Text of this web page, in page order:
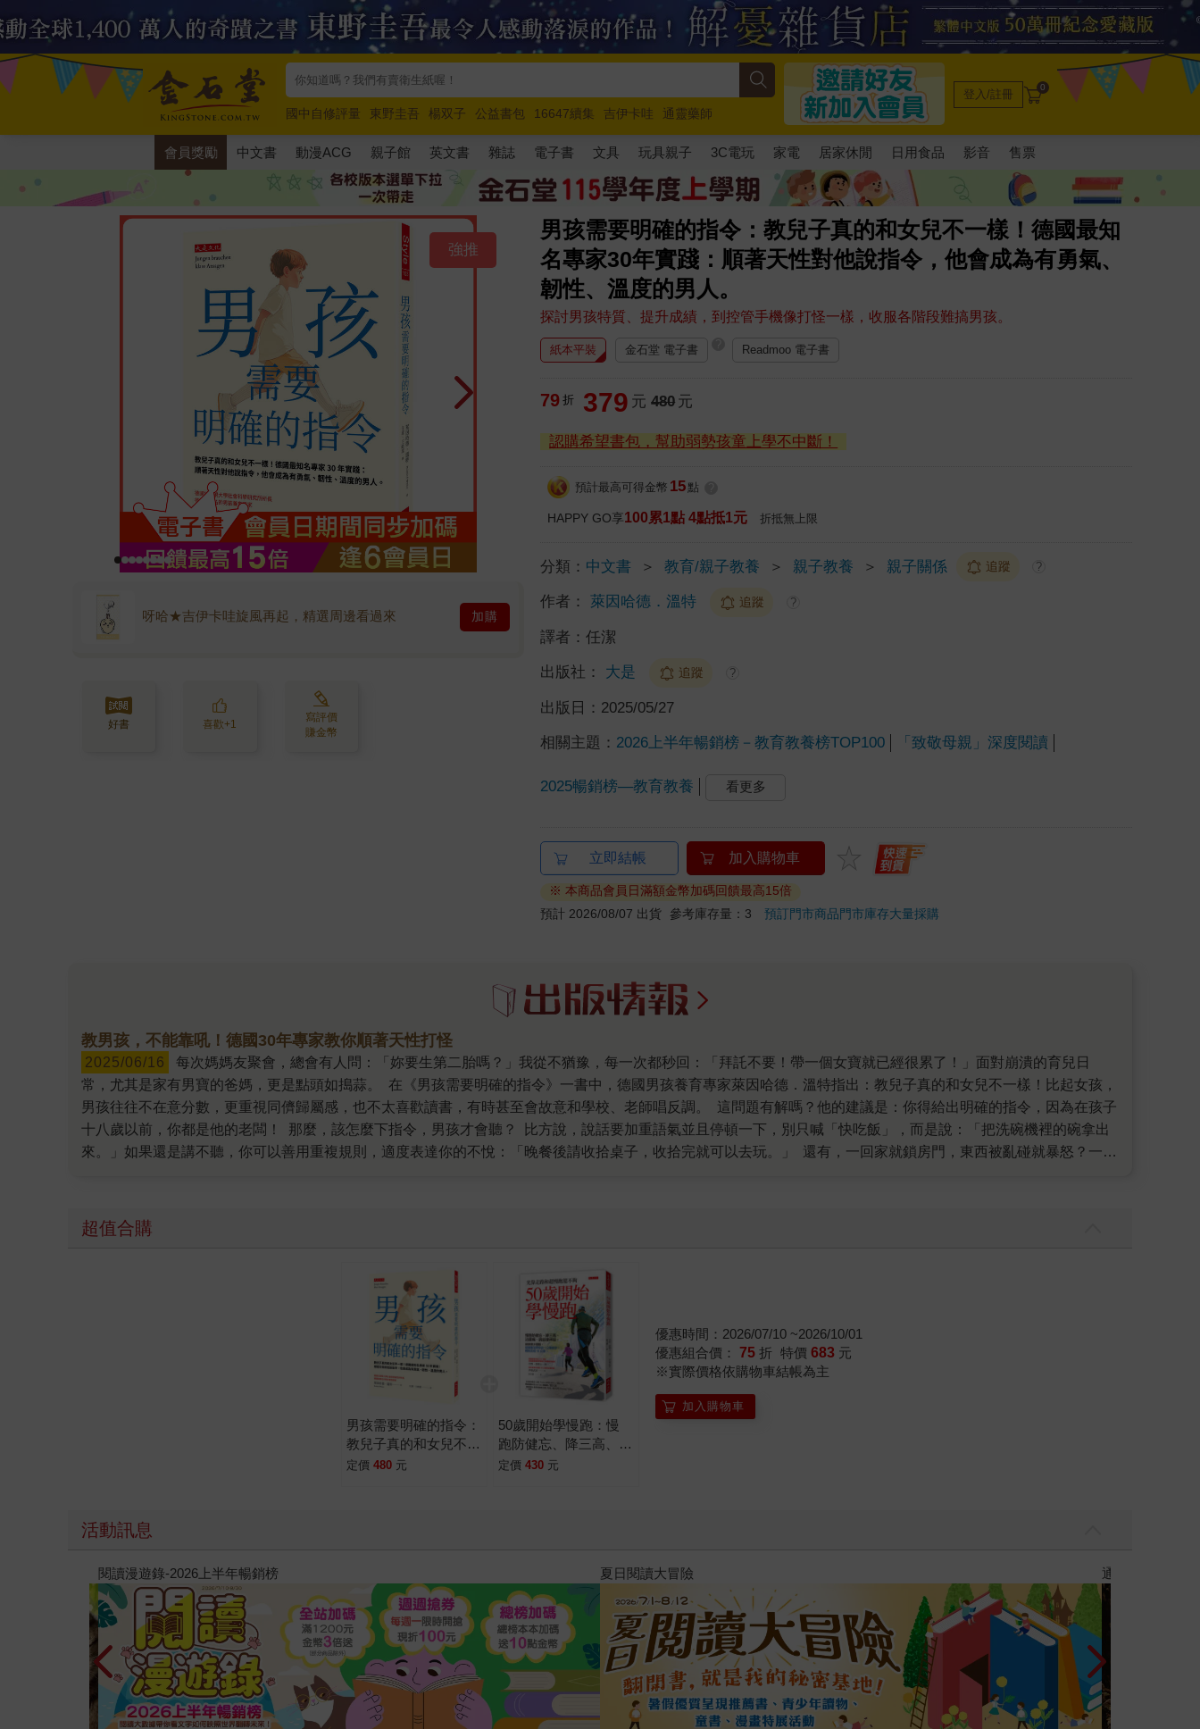
國中自修評量 東野圭吾 楊双子 公益書包 16647續集 吉伊卡哇
通靈藥師
唯紅花綻放
奧德賽 路邊攤新作 馬斯克 玩具總動員5 超慢跑
登入/註冊 0
會員獎勵 中文書 動漫ACG 親子館 英文書 雜誌 電子書 文具 玩具親子 3C電玩 家電 居家休閒 日用食品 影音 售票
男孩需要明確的指令：教兒子真的和女兒不一樣！德國最知
名專家30年實踐：順著天性對他說指令，他會成為有勇氣、
韌性、溫度的男人。
探討男孩特質、提升成績，到控管手機像打怪一樣，收服各階段難搞男孩。
強推
呀哈★吉伊卡哇旋風再起，精選周邊看過來 加購
好書 喜歡+1
寫評價
賺金幣
紙本平裝 金石堂 電子書 Readmoo 電子書
79 折 379 元 480 元
認購希望書包，幫助弱勢孩童上學不中斷！
預計最高可得金幣 15 點
HAPPY GO享100累1點 4點抵1元 折抵無上限
分類： 中文書 ＞ 教育/親子教養 ＞ 親子教養 ＞ 親子關係 追蹤 ?
作者： 萊因哈德．溫特 追蹤 ?
譯者：任潔
出版社： 大是 追蹤 ?
出版日： 2025/05/27
相關主題： 2026上半年暢銷榜－教育教養榜TOP100 「致敬母親」深度閱讀
2025暢銷榜—教育教養 看更多
立即結帳 加入購物車
※ 本商品會員日滿額金幣加碼回饋最高15倍
預計 2026/08/07 出貨 參考庫存量：3預訂門市商品門市庫存大量採購
教男孩，不能靠吼！德國30年專家教你順著天性打怪
2025/06/16
常，尤其是家有男寶的爸媽，更是點頭如搗蒜。 在《男孩需要明確的指令》一書中，德國男孩養育專家萊因哈德．溫特指出：教兒子真的和女兒不一樣！比起女孩，
男孩往往不在意分數，更重視同儕歸屬感，也不太喜歡讀書，有時甚至會故意和學校、老師唱反調。 這問題有解嗎？他的建議是：你得給出明確的指令，因為在孩子
十八歲以前，你都是他的老闆！ 那麼，該怎麼下指令，男孩才會聽？ 比方說，說話要加重語氣並且停頓一下，別只喊「快吃飯」，而是說：「把洗碗機裡的碗拿出
來。」如果還是講不聽，你可以善用重複規則，適度表達你的不悅：「晚餐後請收拾桌子，收拾完就可以去玩。」 還有，一回家就鎖房門，東西被亂碰就暴怒？一旦
威，一味的禁止或大聲吼叫，反而只會讓親子關係越來越疏遠。許多看似叛逆的行為，其實往往源自於大人太早為孩子貼標籤──你就是這樣。一邊指責，一邊又期待
他們「應該」要聰明、聽話，卻忽略了男女在身心發展上的本質差異。 本書不只是教你怎麼跟男孩溝通，還從如何提升成績、控管手機，建立自信等方面，帶你像打
超值合購
男孩需要明確的指令：
教兒子真的和女兒不一
樣！德國最知名專家
定價 480 元
50歲開始學慢跑：慢
跑防健忘、降三高、治
腰痛、調自律神經。就
定價 430 元
優惠時間：2026/07/10 ~2026/10/01
優惠組合價： 75 折 特價 683 元
※實際價格依購物車結帳為主
加入購物車
活動訊息
通靈藥師的處方箋 2026年8月金石堂強力推薦 PUGO噗果聰